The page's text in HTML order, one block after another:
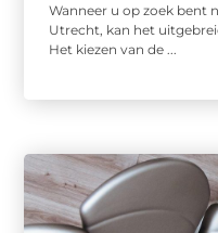
Wanneer u op zoek bent
Utrecht, kan het
Het kiezen van de ...